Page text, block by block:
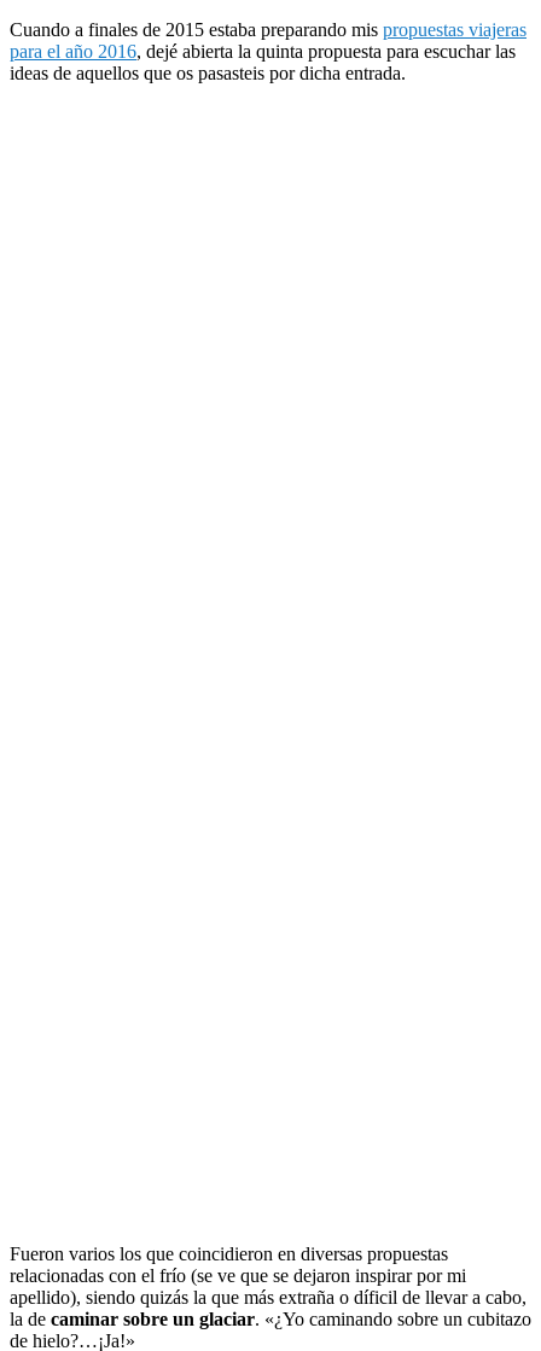
Cuando a finales de 2015 estaba preparando mis propuestas viajeras
para el año 2016, dejé abierta la quinta propuesta para escuchar las
ideas de aquellos que os pasasteis por dicha entrada.
Fueron varios los que coincidieron en diversas propuestas
relacionadas con el frío (se ve que se dejaron inspirar por mi
apellido), siendo quizás la que más extraña o díficil de llevar a cabo,
la de caminar sobre un glaciar. «¿Yo caminando sobre un cubitazo
de hielo?…¡Ja!»